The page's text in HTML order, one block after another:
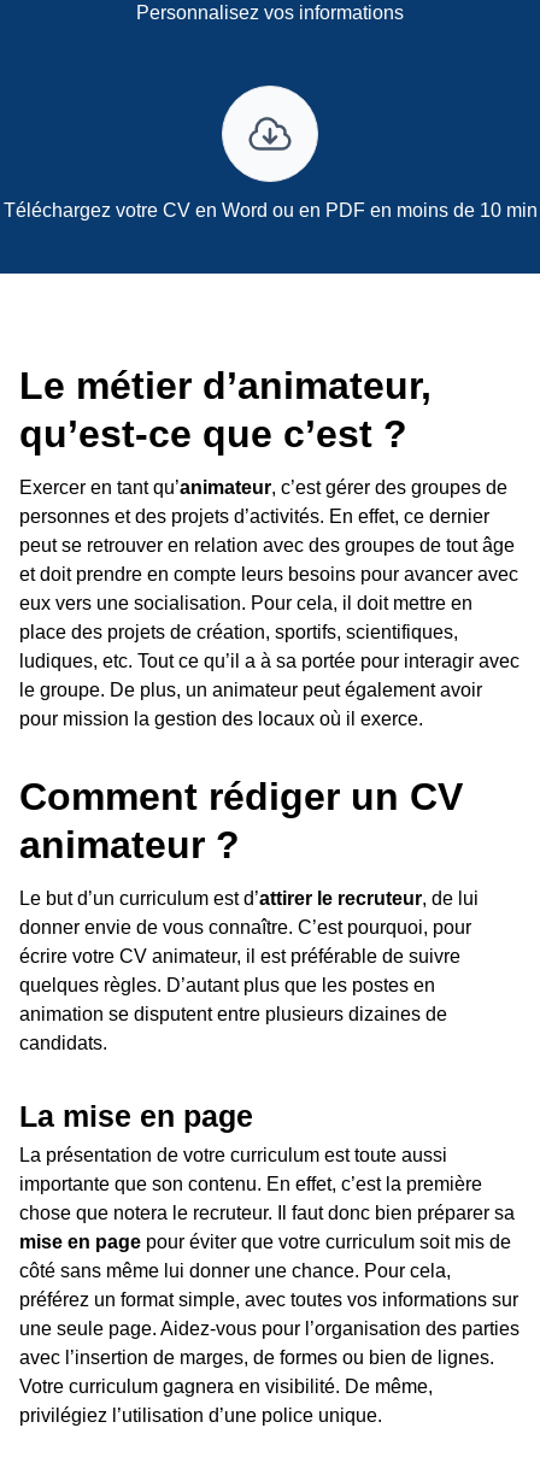
Personnalisez vos informations
Téléchargez votre CV en Word ou en PDF en moins de 10 min
Le métier d’animateur,
qu’est-ce que c’est ?
Exercer en tant qu’animateur, c’est gérer des groupes de
personnes et des projets d’activités. En effet, ce dernier
peut se retrouver en relation avec des groupes de tout âge
et doit prendre en compte leurs besoins pour avancer avec
eux vers une socialisation. Pour cela, il doit mettre en
place des projets de création, sportifs, scientifiques,
ludiques, etc. Tout ce qu’il a à sa portée pour interagir avec
le groupe. De plus, un animateur peut également avoir
pour mission la gestion des locaux où il exerce.
Comment rédiger un CV
animateur ?
Le but d’un curriculum est d’attirer le recruteur, de lui
donner envie de vous connaître. C’est pourquoi, pour
écrire votre CV animateur, il est préférable de suivre
quelques règles. D’autant plus que les postes en
animation se disputent entre plusieurs dizaines de
candidats.
La mise en page
La présentation de votre curriculum est toute aussi
importante que son contenu. En effet, c’est la première
chose que notera le recruteur. Il faut donc bien préparer sa
mise en page pour éviter que votre curriculum soit mis de
côté sans même lui donner une chance. Pour cela,
préférez un format simple, avec toutes vos informations sur
une seule page. Aidez-vous pour l’organisation des parties
avec l’insertion de marges, de formes ou bien de lignes.
Votre curriculum gagnera en visibilité. De même,
privilégiez l’utilisation d’une police unique.